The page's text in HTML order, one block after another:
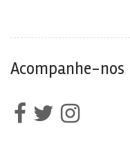
Acompanhe-nos